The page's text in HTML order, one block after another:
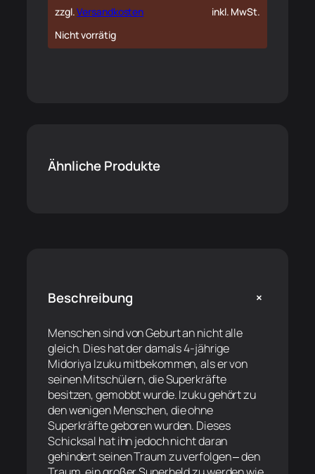
zzgl.Versandkosten
inkl. MwSt.
Nicht vorrätig
Ähnliche Produkte
Beschreibung +
Menschen sind von Geburt an nicht alle
gleich. Dies hat der damals 4-jährige
Midoriya Izuku mitbekommen, als er von
seinen Mitschülern, die Superkräfte
besitzen, gemobbt wurde. Izuku gehört zu
den wenigen Menschen, die ohne
Superkräfte geboren wurden. Dieses
Schicksal hat ihn jedoch nicht daran
gehindert seinen Traum zu verfolgen ‒ den